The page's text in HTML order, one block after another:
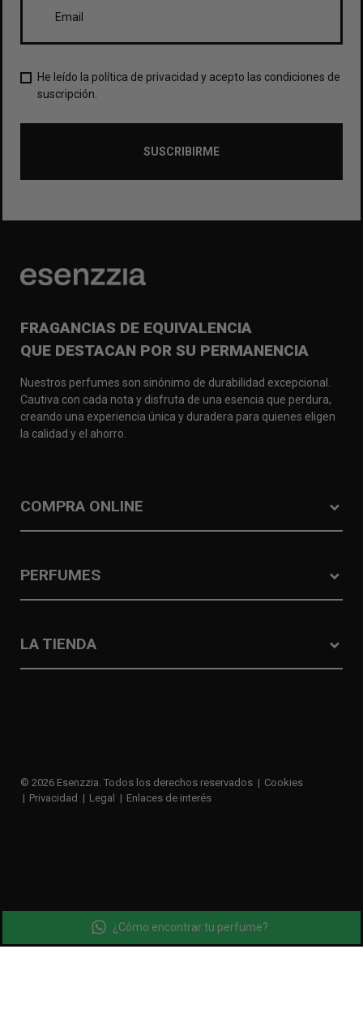
He leído la política de privacidad y acepto las condiciones de
suscripción.
SUSCRIBIRME
¿Cómo encontrar tu perfume?
FRAGANCIAS DE EQUIVALENCIA
QUE DESTACAN POR SU PERMANENCIA
Nuestros perfumes son sinónimo de durabilidad excepcional.
Cautiva con cada nota y disfruta de una esencia que perdura,
creando una experiencia única y duradera para quienes eligen
la calidad y el ahorro.
COMPRA ONLINE
PERFUMES
LA TIENDA
© 2026 Esenzzia. Todos los derechos reservados
Cookies
Privacidad
Legal Enlaces de interés